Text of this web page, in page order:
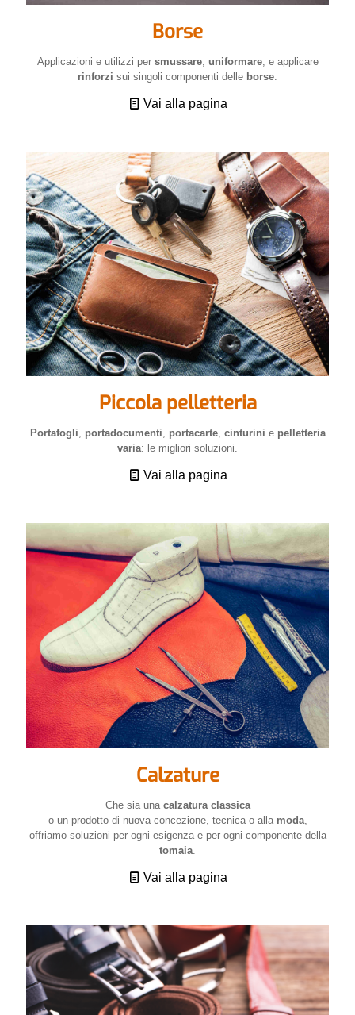
Borse
Applicazioni e utilizzi per smussare, uniformare, e applicare
rinforzi sui singoli componenti delle borse
Vai alla pagina
Piccola pelletteria
Portafogli, portadocumenti, portacarte, cinturini e pelletteria
varia: le migliori soluzioni.
Vai alla pagina
Calzature
Che sia una calzatura classica
o un prodotto di nuova concezione, tecnica o alla moda,
offriamo soluzioni per ogni esigenza e per ogni componente della
tomaia
Vai alla pagina